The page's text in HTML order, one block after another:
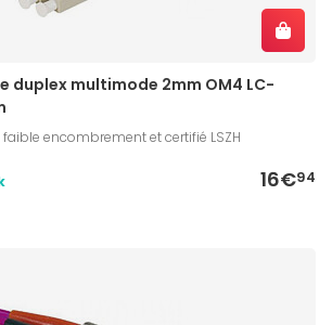
duplex multimode 2mm OM4 LC-
encombrement et certifié LSZH
16€94